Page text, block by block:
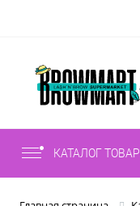
КАТАЛОГ